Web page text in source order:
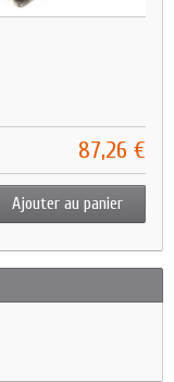
87,26 €